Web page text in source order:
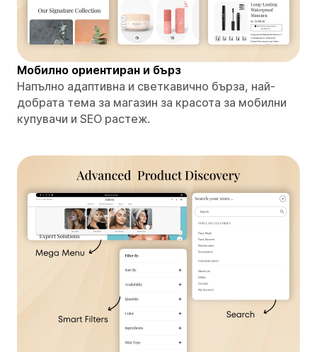
Мобилно ориентиран и бърз
Напълно адаптивна и светкавично бърза, най-
добрата тема за магазин за красота за мобилни
купувачи и SEO растеж.